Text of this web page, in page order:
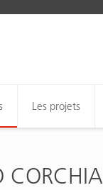
Les projets
CORCHIA